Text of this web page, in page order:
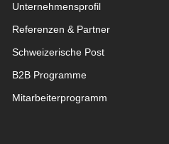
Unternehmensprofil
Referenzen & Partner
Schweizerische Post
B2B Programme
Mitarbeiterprogramm